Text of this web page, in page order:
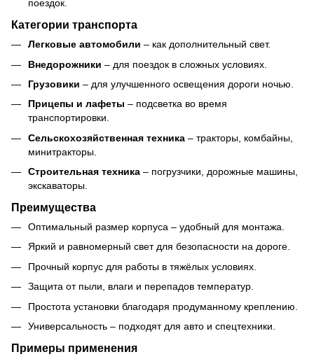
поездок.
Категории транспорта
Легковые автомобили – как дополнительный свет.
Внедорожники – для поездок в сложных условиях.
Грузовики – для улучшенного освещения дороги ночью.
Прицепы и лафеты – подсветка во время
транспортировки.
Сельскохозяйственная техника – тракторы, комбайны,
минитракторы.
Строительная техника – погрузчики, дорожные машины,
экскаваторы.
Преимущества
Оптимальный размер корпуса – удобный для монтажа.
Яркий и равномерный свет для безопасности на дороге.
Прочный корпус для работы в тяжёлых условиях.
Защита от пыли, влаги и перепадов температур.
Простота установки благодаря продуманному креплению.
Универсальность – подходят для авто и спецтехники.
Примеры применения